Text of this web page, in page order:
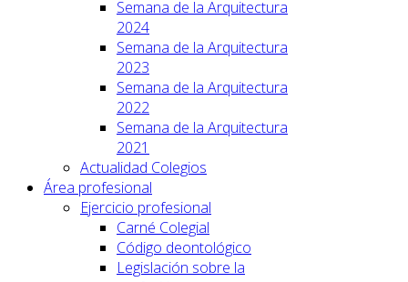
Semana de la Arquitectura
2024
Semana de la Arquitectura
2023
Semana de la Arquitectura
2022
Semana de la Arquitectura
2021
Actualidad Colegios
Área profesional
Ejercicio profesional
Carné Colegial
Código deontológico
Legislación sobre la